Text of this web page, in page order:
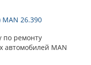
MAN 26.390
по ремонту
автомобилей MAN